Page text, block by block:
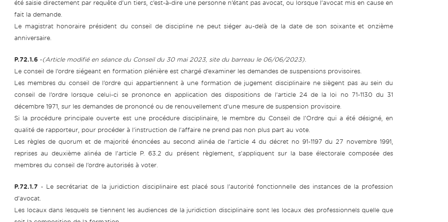
été saisie directement par requête d’un tiers, c’est-à-dire une personne n’étant pas avocat, ou lorsque l’avocat mis en cause en
fait la demande.
Le magistrat honoraire président du conseil de discipline ne peut siéger au-delà de la date de son soixante et onzième
anniversaire.
P.72.1.6 -(Article modifié en séance du Conseil du 30 mai 2023, site du barreau le 06/06/2023).
Le conseil de l’ordre siégeant en formation plénière est chargé d’examiner les demandes de suspensions provisoires.
Les membres du conseil de l’ordre qui appartiennent à une formation de jugement disciplinaire ne siègent pas au sein du
conseil de l’ordre lorsque celui-ci se prononce en application des dispositions de l’article 24 de la loi no 71-1130 du 31
décembre 1971, sur les demandes de prononcé ou de renouvellement d’une mesure de suspension provisoire.
Si la procédure principale ouverte est une procédure disciplinaire, le membre du Conseil de l’Ordre qui a été désigné, en
qualité de rapporteur, pour procéder à l’instruction de l’affaire ne prend pas non plus part au vote.
Les règles de quorum et de majorité énoncées au second alinéa de l’article 4 du décret no 91-1197 du 27 novembre 1991,
reprises au deuxième alinéa de l’article P. 63.2 du présent règlement, s’appliquent sur la base électorale composée des
membres du conseil de l’ordre autorisés à voter.
P.72.1.7 - Le secrétariat de la juridiction disciplinaire est placé sous l’autorité fonctionnelle des instances de la profession
d’avocat.
Les locaux dans lesquels se tiennent les audiences de la juridiction disciplinaire sont les locaux des professionnels quelle que